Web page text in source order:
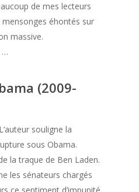
de mes lecteurs
éhontés sur
massive.
…
(2009-
souligne la
sous Obama.
la traque de Ben Laden.
les sénateurs chargés